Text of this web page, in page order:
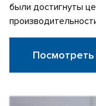
были достигнуты